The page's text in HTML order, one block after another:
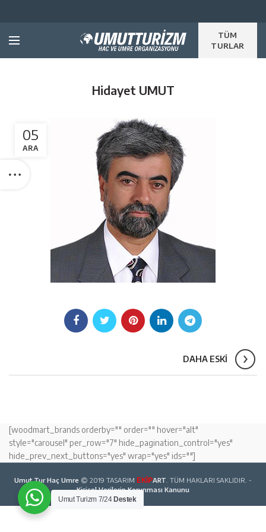
TÜM
TURLAR
Hidayet UMUT
05
ARA
DAHA ESKI
[woodmart_brands orderby="" order="" hover="alt"
style="carousel" per_row="7" hide_pagination_control="yes"
hide_prev_next_buttons="yes" wrap="yes" ids=""]
Umut Tur Haç Umre 2019 TASARIM EKİPART . TÜM HAKLARI SAKLIDIR. -
Kişisel Verilerin Korunması Kanunu
Umut Turizm 7/24 Destek